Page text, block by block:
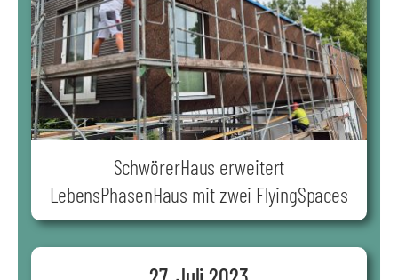
SchwörerHaus erweitert
LebensPhasenHaus mit zwei FlyingSpaces